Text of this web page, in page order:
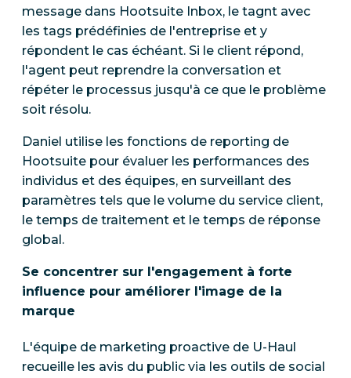
message dans Hootsuite Inbox, le tagnt avec
les tags prédéfinies de l'entreprise et y
répondent le cas échéant. Si le client répond,
l'agent peut reprendre la conversation et
répéter le processus jusqu'à ce que le problème
soit résolu.
Daniel utilise les fonctions de reporting de
Hootsuite pour évaluer les performances des
individus et des équipes, en surveillant des
paramètres tels que le volume du service client,
le temps de traitement et le temps de réponse
global.
Se concentrer sur l'engagement à forte
influence pour améliorer l'image de la
marque
L'équipe de marketing proactive de U-Haul
recueille les avis du public via les outils de social